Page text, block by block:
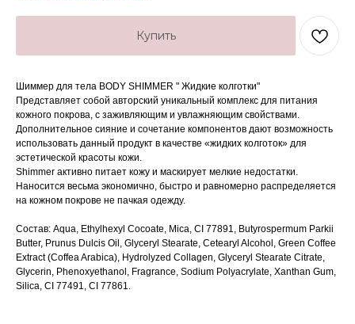
Купить
Шиммер для тела BODY SHIMMER " Жидкие колготки"
Представляет собой авторский уникальный комплекс для питания
кожного покрова, с заживляющим и увлажняющим свойствами.
Дополнительное сияние и сочетание компонентов дают возможность
использовать данный продукт в качестве «жидких колготок» для
эстетической красоты кожи.
Shimmer активно питает кожу и маскирует мелкие недостатки.
Наносится весьма экономично, быстро и равномерно распределяется
на кожном покрове не пачкая одежду.
Состав: Aqua, Ethylhexyl Cocoate, Mica, CI 77891, Butyrospermum Parkii
Butter, Prunus Dulcis Oil, Glyceryl Stearate, Cetearyl Alcohol, Green Coffee
Extract (Coffea Arabica), Hydrolyzed Сollagen, Glyceryl Stearate Citrate,
Glycerin, Phenoxyethanol, Fragrance, Sodium Polyacrylate, Xanthan Gum,
Silica, CI 77491, CI 77861.